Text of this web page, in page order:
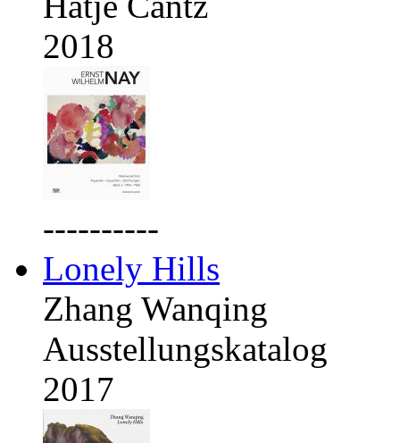
2018
----------
Lonely Hills
Zhang Wanqing
Ausstellungskatalog
2017